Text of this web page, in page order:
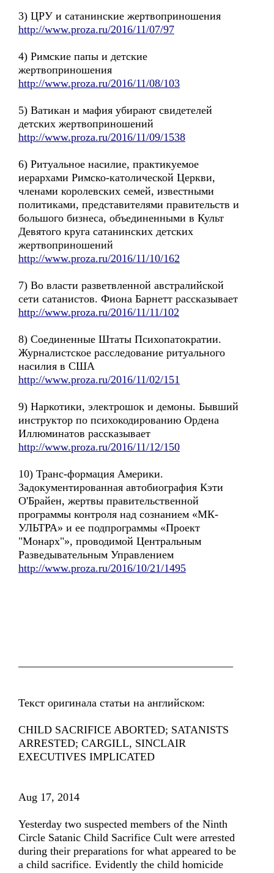
3) ЦРУ и сатанинские жертвоприношения
http://www.proza.ru/2016/11/07/97
4) Римские папы и детские
жертвоприношения
http://www.proza.ru/2016/11/08/103
5) Ватикан и мафия убирают свидетелей
детских жертвоприношений
http://www.proza.ru/2016/11/09/1538
6) Ритуальное насилие, практикуемое
иерархами Римско-католической Церкви,
членами королевских семей, известными
политиками, представителями правительств и
большого бизнеса, объединенными в Культ
Девятого круга сатанинских детских
жертвоприношений
http://www.proza.ru/2016/11/10/162
7) Во власти разветвленной австралийской
сети сатанистов. Фиона Барнетт рассказывает
http://www.proza.ru/2016/11/11/102
8) Соединенные Штаты Психопатократии.
Журналистское расследование ритуального
насилия в США
http://www.proza.ru/2016/11/02/151
9) Наркотики, электрошок и демоны. Бывший
инструктор по психокодированию Ордена
Иллюминатов рассказывает
http://www.proza.ru/2016/11/12/150
10) Транс-формация Америки.
Задокументированная автобиография Кэти
О'Брайен, жертвы правительственной
программы контроля над сознанием «МК-
УЛЬТРА» и ее подпрограммы «Проект
"Монарх"», проводимой Центральным
Разведывательным Управлением
http://www.proza.ru/2016/10/21/1495
Текст оригинала статьи на английском:
CHILD SACRIFICE ABORTED; SATANISTS
ARRESTED; CARGILL, SINCLAIR
EXECUTIVES IMPLICATED
Aug 17, 2014
Yesterday two suspected members of the Ninth
Circle Satanic Child Sacrifice Cult were arrested
during their preparations for what appeared to be
a child sacrifice. Evidently the child homicide